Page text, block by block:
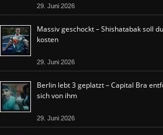
29. Juni 2026
Massiv geschockt – Shishatabak soll
kosten
29. Juni 2026
Berlin lebt 3 geplatzt – Capital Bra
sich von ihm
29. Juni 2026